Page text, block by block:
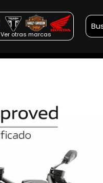
Ver otras marcas